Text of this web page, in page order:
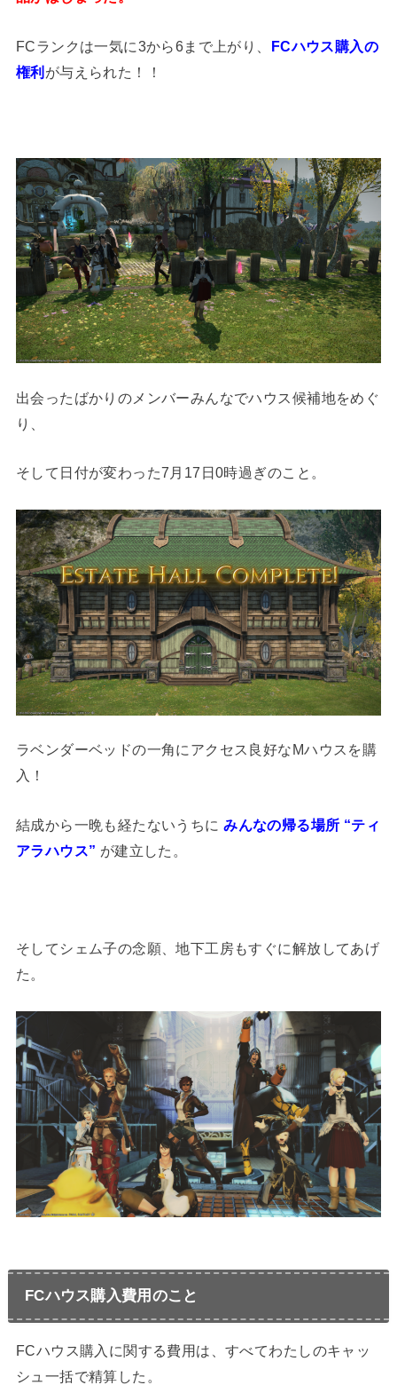
FCランクは一気に3から6まで上がり、 FCハウス購入の
権利 が与えられた！！
出会ったばかりのメンバーみんなでハウス候補地をめぐ
り、
そして日付が変わった7月17日0時過ぎのこと。
ラベンダーベッドの一角にアクセス良好なMハウスを購
入！
結成から一晩も経たないうちにみんなの帰る場所 “ティ
アラハウス” が建立した。
そしてシェム子の念願、地下工房もすぐに解放してあげ
た。
FCハウス購入費用のこと
FCハウス購入に関する費用は、すべてわたしのキャッ
シュ一括で精算した。